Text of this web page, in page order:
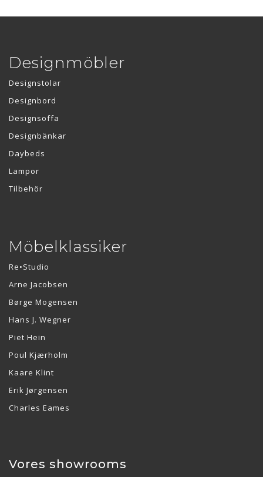
Designmöbler
Designstolar
Designbord
Designsoffa
Designbänkar
Daybeds
Lampor
Tilbehör
Möbelklassiker
Re•Studio
Arne Jacobsen
Børge Mogensen
Hans J. Wegner
Piet Hein
Poul Kjærholm
Kaare Klint
Erik Jørgensen
Charles Eames
Vores showrooms